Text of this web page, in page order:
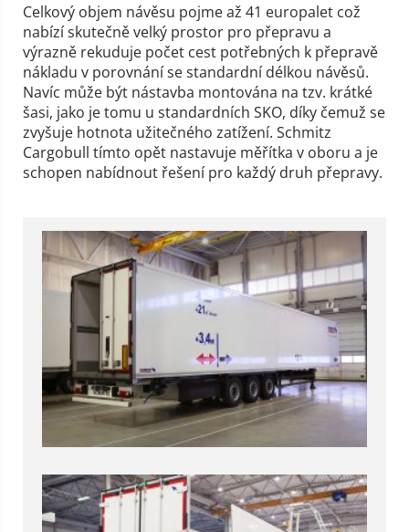
Celkový objem návěsu pojme až 41 europalet což
nabízí skutečně velký prostor pro přepravu a
výrazně rekuduje počet cest potřebných k přepravě
nákladu v porovnání se standardní délkou návěsů.
Navíc může být nástavba montována na tzv. krátké
šasi, jako je tomu u standardních SKO, díky čemuž se
zvyšuje hotnota užitečného zatížení. Schmitz
Cargobull tímto opět nastavuje měřítka v oboru a je
schopen nabídnout řešení pro každý druh přepravy.